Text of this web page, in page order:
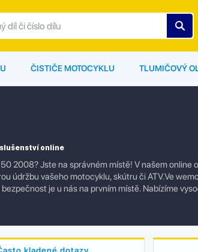
ČISTIČE MOTOCYKLU TLUMIČOVÝ
online
2008? Jste na správném místě! V našem online
údržbu vašeho motocyklu, skútru či ATV.Ve
je u nás na prvním místě. Nabízíme